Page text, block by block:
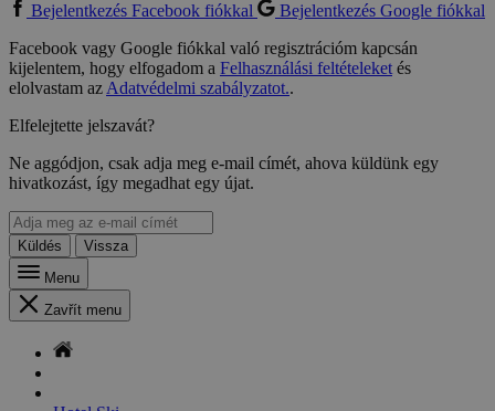
Bejelentkezés Facebook fiókkal
Bejelentkezés Google fiókkal
Facebook vagy Google fiókkal való regisztrációm kapcsán
kijelentem, hogy elfogadom a Felhasználási feltételeketés
elolvastam azAdatvédelmi szabályzatot..
Elfelejtette jelszavát?
Ne aggódjon, csak adja meg e-mail címét, ahova küldünk egy
hivatkozást, így megadhat egy újat.
Küldés
Vissza
Menu
Zavřít menu